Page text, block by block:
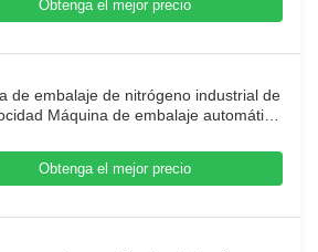
Obtenga el mejor precio
de embalaje de nitrógeno industrial de
Máquina de embalaje automática
Obtenga el mejor precio